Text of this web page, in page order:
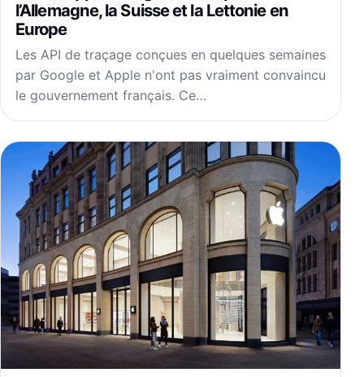
l’Allemagne, la Suisse et la Lettonie en
Europe
Les API de traçage conçues en quelques semaines
par Google et Apple n'ont pas vraiment convaincu
le gouvernement français. Ce…